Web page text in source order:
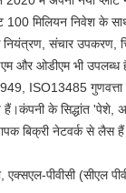
100 मिलियन निवेश के
संचार उपकरण,
और ओडीएम भी उपलब्ध
ISO13485 गुणवत्ता
हैं।कंपनी के सिद्धांत
बिक्री नेटवर्क से लैस
पीवीसी (सीएल